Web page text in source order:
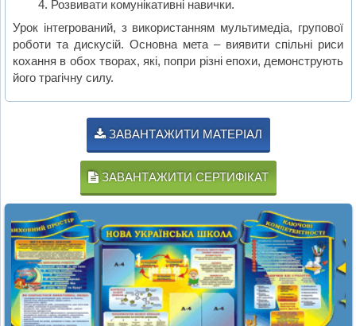
Розвивати комунікативні навички.
Урок інтегрований, з використанням мультимедіа, групової
роботи та дискусій. Основна мета – виявити спільні риси
кохання в обох творах, які, попри різні епохи, демонструють
його трагічну силу.
ЗАВАНТАЖИТИ МАТЕРІАЛ
ЗАВАНТАЖИТИ СЕРТИФІКАТ